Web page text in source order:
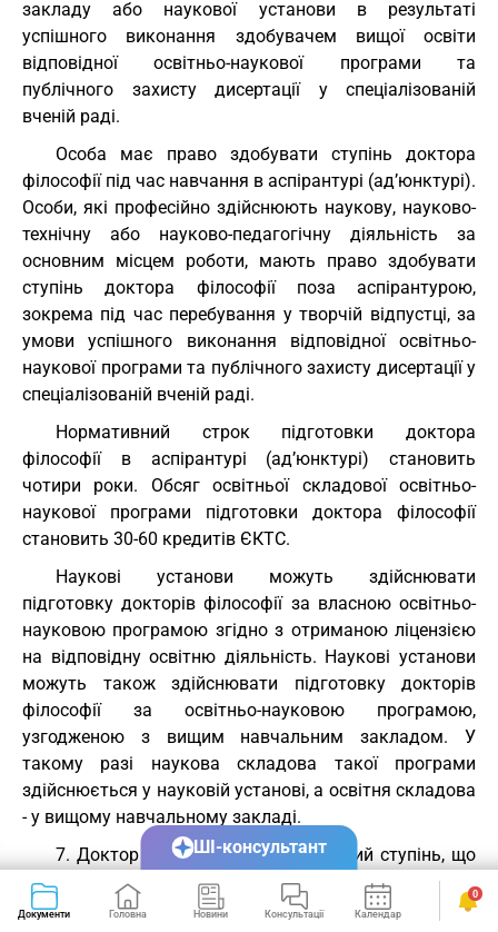
закладу або наукової установи в результаті
успішного виконання здобувачем вищої освіти
відповідної освітньо-наукової програми та
публічного захисту дисертації у спеціалізованій
вченій раді.
Особа має право здобувати ступінь доктора
філософії під час навчання в аспірантурі (ад’юнктурі).
Особи, які професійно здійснюють наукову, науково-
технічну або науково-педагогічну діяльність за
основним місцем роботи, мають право здобувати
ступінь доктора філософії поза аспірантурою,
зокрема під час перебування у творчій відпустці, за
умови успішного виконання відповідної освітньо-
наукової програми та публічного захисту дисертації у
спеціалізованій вченій раді.
Нормативний строк підготовки доктора
філософії в аспірантурі (ад’юнктурі) становить
чотири роки. Обсяг освітньої складової освітньо-
наукової програми підготовки доктора філософії
становить 30-60 кредитів ЄКТС.
Наукові установи можуть здійснювати
підготовку докторів філософії за власною освітньо-
науковою програмою згідно з отриманою ліцензією
на відповідну освітню діяльність. Наукові установи
можуть також здійснювати підготовку докторів
філософії за освітньо-науковою програмою,
узгодженою з вищим навчальним закладом. У
такому разі наукова складова такої програми
здійснюється у науковій установі, а освітня складова
- у вищому навчальному закладі.
7. Доктор наук - це другий науковий ступінь, що
здобувається особою на науковому рівні вищої
освіти на основі ступеня доктора філософії і
Документи Головна Новини Консультації Календар Сервіси
0
ШІ-консультант